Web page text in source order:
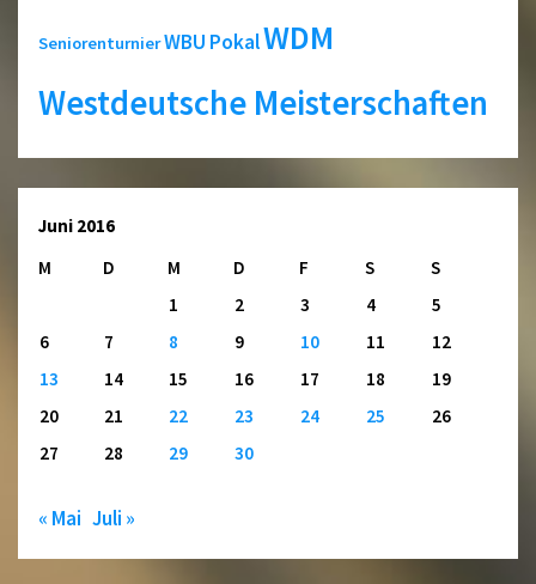
SeniorenturnierWBU PokalWDM
Westdeutsche Meisterschaften
Juni 2016
M
D M D F S
S
1
2 3 4
5
6
7 8 9 10 11
12
13
14 15 16 17 18
19
20
21 22 23 24 25
26
27
28 29 30
« Mai Juli »